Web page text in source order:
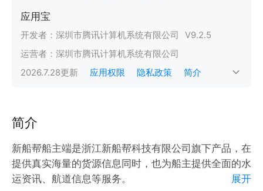
应用宝
开发者： 深圳市腾讯计算机系统有限公司 V9.2.5
运营者： 深圳市腾讯计算机系统有限公司
2026.7.28更新 应用权限 隐私政策 简介
简介
新船帮船主端是浙江新船帮科技有限公司旗下产品，在
提供真实海量的货源信息同时，也为船主提供全面的水
运资讯、航道信息等服务。
展开